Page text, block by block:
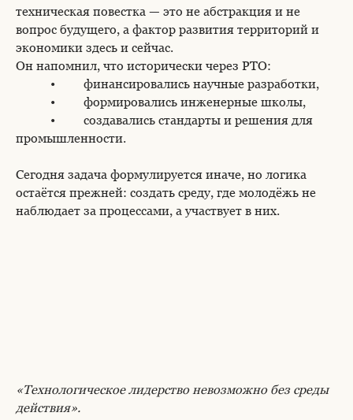
техническая повестка — это не абстракция и не
вопрос будущего, а фактор развития территорий и
экономики здесь и сейчас.
Он напомнил, что исторически через РТО:
• финансировались научные разработки,
• формировались инженерные школы,
• создавались стандарты и решения для
промышленности.
Сегодня задача формулируется иначе, но логика
остаётся прежней: создать среду, где молодёжь не
наблюдает за процессами, а участвует в них.
«Технологическое лидерство невозможно без среды
действия».